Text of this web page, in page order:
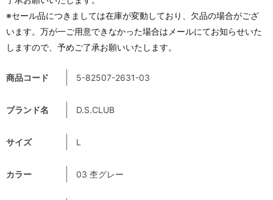
商品コード 5-82507-2631-03
ブランド名 D.S.CLUB
サイズ L
カラー 03 杢グレー
※セール品につきましては在庫が変動しており、欠品の場合がござ
います。万が一ご用意できなかった場合はメールにてお知らせいた
しますので、予めご了承お願いいたします。